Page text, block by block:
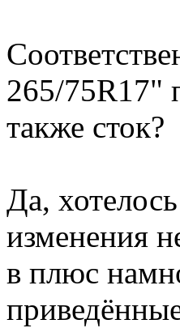
265/75R17"
также сток?
Да,
изменения
в плюс